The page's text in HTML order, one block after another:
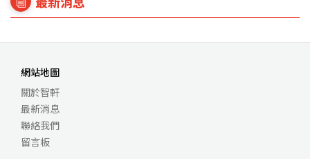
網站地圖
關於智軒
最新消息
聯絡我們
留言板